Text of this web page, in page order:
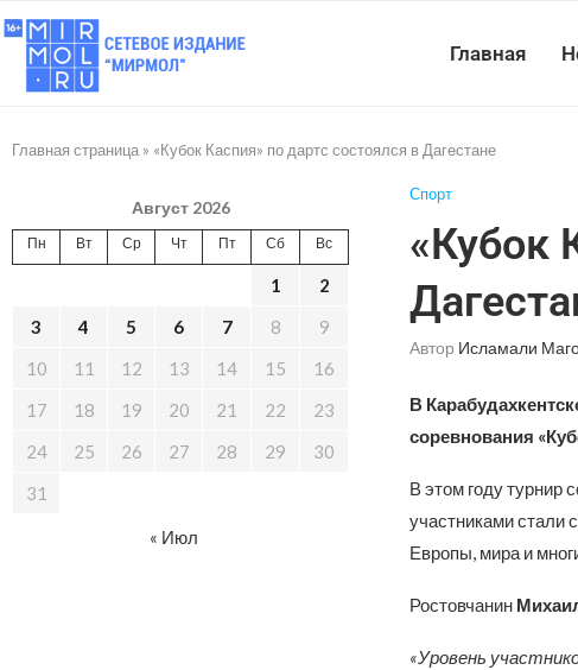
Главная
Главная страница » «Кубок Каспия» по дартс состоялся в Дагестане
Спорт
«Кубок
Автор Исламали
В
соревнования
В этом году турнир
участниками стали
Европы, мира и
Ростовчанин
«Уровень
Август 2026
Пн Вт Ср Чт Пт Сб Вс
1
2
3
4 5 6 7 8
9
10
11 12 13 14 15
16
17
18 19 20 21 22
23
24
25 26 27 28 29
30
31
« Июл